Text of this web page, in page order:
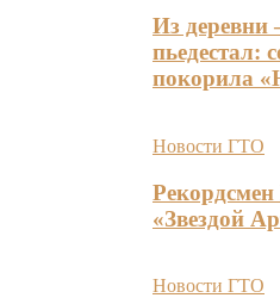
Из деревни
пьедестал:
покорила
Новости ГТО
«Звездой
Новости ГТО